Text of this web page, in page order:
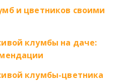
и цветников своими
клумбы на даче:
клумбы-цветника